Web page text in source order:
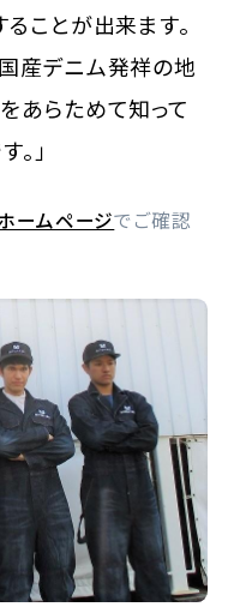
ことが出来ます。
産デニム発祥の地
あらためて知って
」
ームページでご確認